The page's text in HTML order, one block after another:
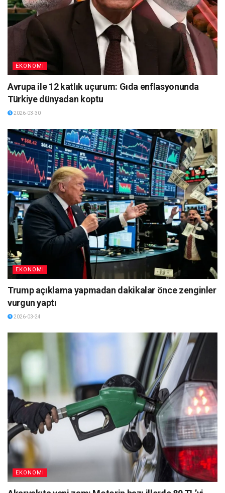
EKONOMI
Avrupa ile 12 katlık uçurum: Gıda enflasyonunda
Türkiye dünyadan koptu
2026-03-30
EKONOMI
Trump açıklama yapmadan dakikalar önce zenginler
vurgun yaptı
2026-03-24
EKONOMI